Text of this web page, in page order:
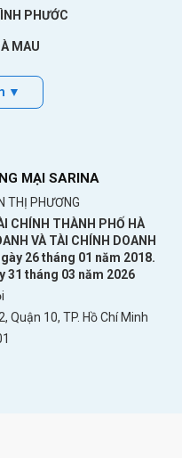
PHƯỚC
MAU
▼
MẠI SARINA
THỊ PHƯƠNG
CHÍNH THÀNH PHỐ HÀ
VÀ TÀI CHÍNH DOANH
26 tháng 01 năm 2018.
31 tháng 03 năm 2026
Quận 10, TP. Hồ Chí Minh